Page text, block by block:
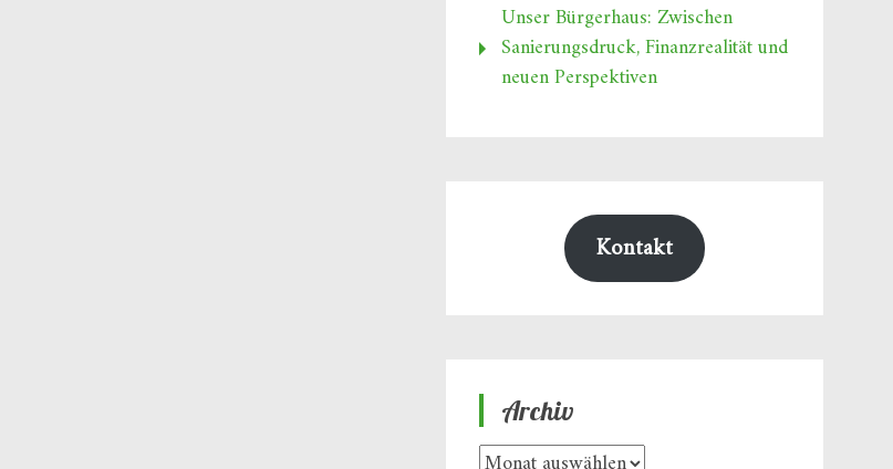
Unser Bürgerhaus: Zwischen
Sanierungsdruck, Finanzrealität und
neuen Perspektiven
Kontakt
Archiv
Archiv